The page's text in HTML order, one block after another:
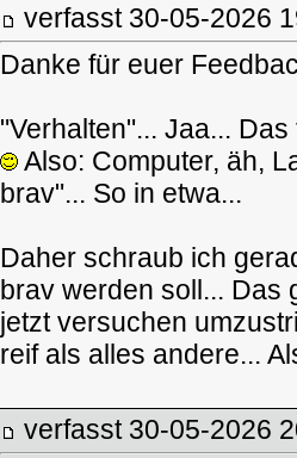
verfasst 30-05-2026
Danke für euer
"Verhalten"... Jaa...
Also: Computer, äh,
brav"... So in etwa...
Daher schraub ich
brav werden soll... Das
jetzt versuchen
reif als alles andere...
verfasst 30-05-2026